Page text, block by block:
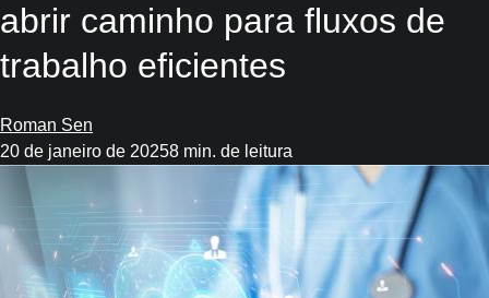
abrir caminho para fluxos de
trabalho eficientes
Roman Sen
20 de janeiro de 20258 min. de leitura